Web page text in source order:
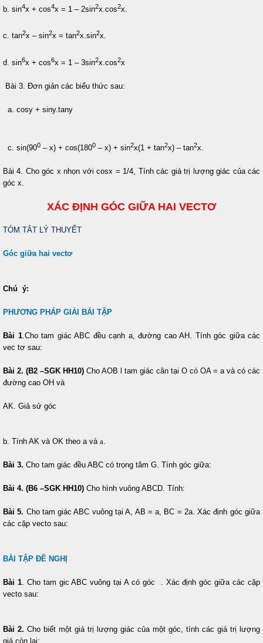
b. sin4x + cos4x = 1 – 2sin2x.cos2x.
c. tan2x – sin2x = tan2x.sin2x.
d. sin6x + cos6x = 1 – 3sin2x.cos2x
Bài 3. Đơn giản các biểu thức sau:
a. cosy + siny.tany
c. sin(900 – x) + cos(1800 – x) + sin2x(1 + tan2x) – tan2x.
Bài 4. Cho góc x nhọn với cosx = 1/4, Tính các giá trị lượng giác của các
góc x.
XÁC ĐỊNH GÓC GIỮA HAI VECTƠ
TÓM TẮT LÝ THUYẾT
Góc giữa hai vectơ
Chú ý:
PHƯƠNG PHÁP GIẢI BÁI TẬP
Bài 1.Cho tam giác ABC đều cạnh a, đường cao AH. Tính góc giữa các
vec tơ sau:
Bài 2. (B2 –SGK HH10) Cho AOB l tam giác cân tại O có OA = a và có các
đường cao OH và
AK. Giả sử góc
b. Tính AK và OK theo a và a.
Bài 3. Cho tam giác đều ABC có trọng tâm G. Tính góc giữa:
Bài 4. (B6 –SGK HH10) Cho hình vuông ABCD. Tính:
Bài 5. Cho tam giác ABC vuông tại A, AB = a, BC = 2a. Xác định góc giữa
các cặp vecto sau:
BÀI TẬP ĐỀ NGHỊ
Bài 1. Cho tam gic ABC vuông tại A có góc
. Xác định góc giữa các cặp
vecto sau:
Bài 2. Cho biết một giá trị lượng giác của một góc, tính các giá trị lượng
giá còn lại: